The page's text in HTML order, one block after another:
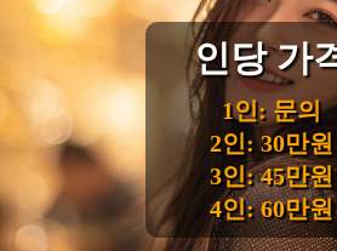
인당 가
1인: 문의
2인: 30만원
3인: 45만원
4인: 60만원